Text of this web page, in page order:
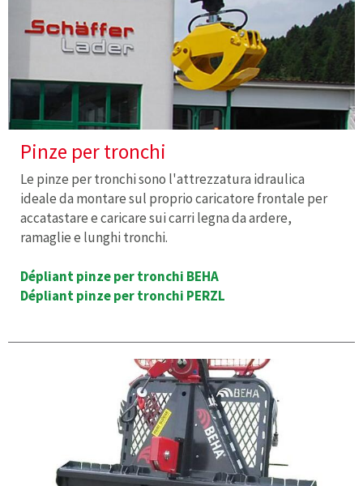
Pinze per tronchi
Le pinze per tronchi sono l'attrezzatura idraulica
ideale da montare sul proprio caricatore frontale per
accatastare e caricare sui carri legna da ardere,
ramaglie e lunghi tronchi.
Dépliant pinze per tronchi BEHA
Dépliant pinze per tronchi PERZL